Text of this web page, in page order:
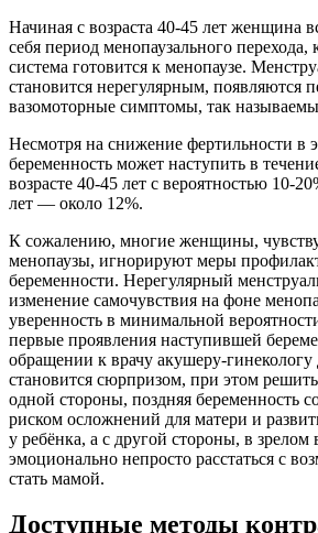
Начиная с возраста 40-45 лет женщина
себя период менопаузального перехода,
система готовится к менопаузе.
становится нерегулярным, появляются
вазомоторные симптомы, так
Несмотря на снижение фертильности в
беременность может наступить в
возрасте 40-45 лет с вероятностью 10-
лет — около 12%.
К сожалению, многие женщины,
менопаузы, игнорируют меры
беременности. Нерегулярный
изменение самочувствия на фоне
уверенность в минимальной
первые проявления наступившей
обращении к врачу акушеру-гинекологу
становится сюрпризом, при этом
одной стороны, поздняя беременность
риском осложнений для матери и
у ребёнка, а с другой стороны, в зрелом
эмоционально непросто расстаться с
стать мамой.
Доступные методы